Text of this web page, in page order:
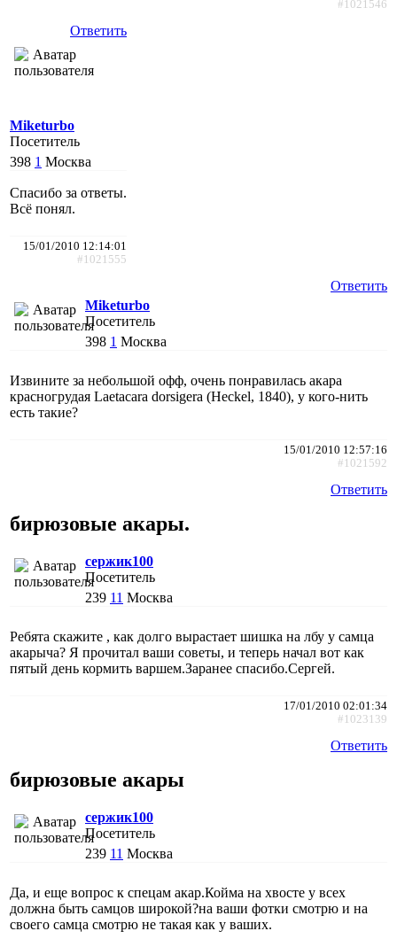
#1021546
Ответить
Miketurbo
Посетитель
398 1 Москва
Спасибо за ответы.
Всё понял.
15/01/2010 12:14:01
#1021555
Ответить
Miketurbo
Посетитель
398 1 Москва
Извините за небольшой офф, очень понравилась акара
красногрудая Laetacara dorsigera (Heckel, 1840), у кого-нить
есть такие?
15/01/2010 12:57:16
#1021592
Ответить
бирюзовые акары.
сержик100
Посетитель
239 11 Москва
Ребята скажите , как долго вырастает шишка на лбу у самца
акарыча? Я прочитал ваши советы, и теперь начал вот как
пятый день кормить варшем.Заранее спасибо.Сергей.
17/01/2010 02:01:34
#1023139
Ответить
бирюзовые акары
сержик100
Посетитель
239 11 Москва
Да, и еще вопрос к спецам акар.Койма на хвосте у всех
должна быть самцов широкой?на ваши фотки смотрю и на
своего самца смотрю не такая как у ваших.